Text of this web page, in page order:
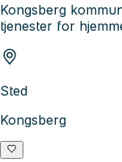
Kongsberg
tjenester for
Sted
Kongsberg